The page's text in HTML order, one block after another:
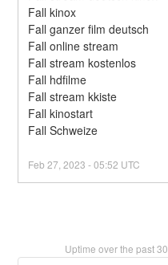
Fall kinox
Fall ganzer film deutsch
Fall online stream
Fall stream kostenlos
Fall hdfilme
Fall stream kkiste
Fall kinostart
Fall Schweize
Feb27 ,2023 -05:52 UTC
Uptime over the past30